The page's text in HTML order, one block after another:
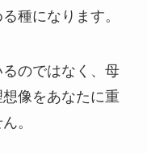
種になります。
のではなく、母
像をあなたに重
。